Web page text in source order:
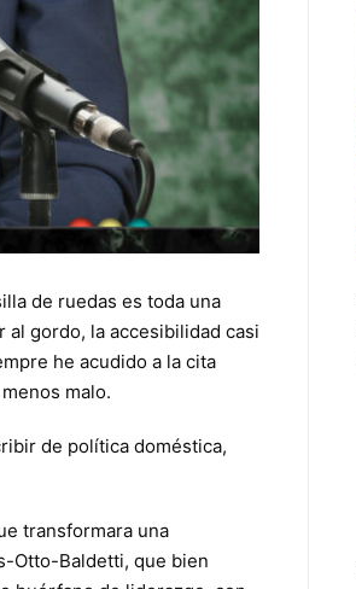
de ruedas es toda una
gordo, la accesibilidad casi
he acudido a la cita
malo.
de política doméstica,
transformara una
Otto-Baldetti, que bien